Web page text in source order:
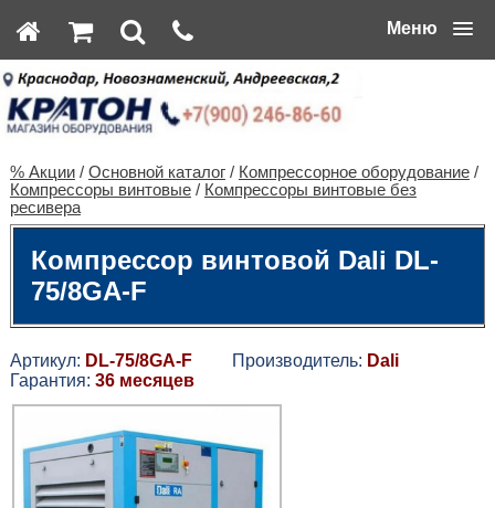
Меню
% Акции/ Основной каталог/ Компрессорное оборудование/
Компрессоры винтовые/ Компрессоры винтовые без
ресивера
Компрессор винтовой Dali DL-
75/8GA-F
Артикул: DL-75/8GA-FПроизводитель: Dali
Гарантия: 36 месяцев